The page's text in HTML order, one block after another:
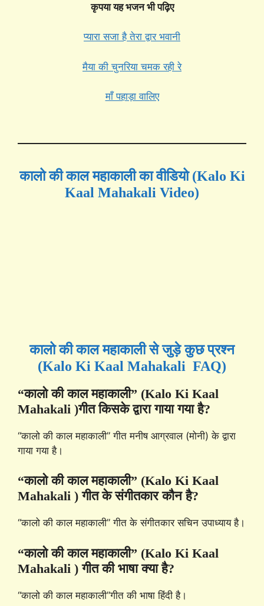
कृपया यह भजन भी पढ़िए
प्यारा सजा है तेरा द्वार भवानी
मैया की चुनरिया चमक रही रे
माँ पहाड़ा वालिए
कालो की काल महाकाली का वीडियो (Kalo Ki
Kaal Mahakali Video)
कालो की काल महाकाली से जुड़े कुछ प्रश्न
(Kalo Ki Kaal Mahakali FAQ)
“कालो की काल महाकाली” (Kalo Ki Kaal
Mahakali )गीत किसके द्वारा गाया गया है?
“कालो की काल महाकाली” गीत मनीष आग्रवाल (मोनी) के द्वारा
गाया गया है।
“कालो की काल महाकाली” (Kalo Ki Kaal
Mahakali ) गीत के संगीतकार कौन है?
“कालो की काल महाकाली” गीत के संगीतकार सचिन उपाध्याय है।
“कालो की काल महाकाली” (Kalo Ki Kaal
Mahakali ) गीत की भाषा क्या है?
“कालो की काल महाकाली”गीत की भाषा हिंदी है।